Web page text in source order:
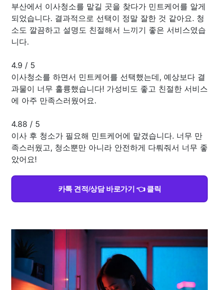
부산에서 이사청소를 맡길 곳을 찾다가 민트케어를 알게
되었습니다. 결과적으로 선택이 정말 잘한 것 같아요. 청
소도 깔끔하고 설명도 친절해서 느끼기 좋은 서비스였습
니다.
4.9 / 5
이사청소를 하면서 민트케어를 선택했는데, 예상보다 결
과물이 너무 훌륭했습니다! 가성비도 좋고 친절한 서비스
에 아주 만족스러웠어요.
4.88 / 5
이사 후 청소가 필요해 민트케어에 맡겼습니다. 너무 만
족스러웠고, 청소뿐만 아니라 안전하게 다뤄줘서 너무 좋
았어요!
카톡 견적/상담 바로가기 👈 클릭